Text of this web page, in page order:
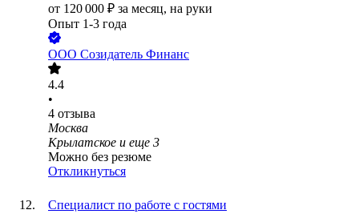
от 120 000 ₽ за месяц, на руки
Опыт 1-3 года
ООО Созидатель Финанс
4.4
•
4 отзыва
Москва
Крылатское и еще 3
Можно без резюме
Откликнуться
Специалист по работе с гостями